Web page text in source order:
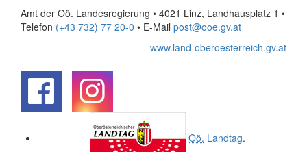
Amt der Oö. Landesregierung • 4021 Linz, Landhausplatz 1 •
Telefon (+43 732) 77 20-0 • E-Mail post@ooe.gv.at
www.land-oberoesterreich.gv.at
Oö. Landtag.